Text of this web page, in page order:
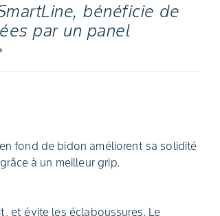
bénéficie de
par un panel
fond de bidon améliorent sa solidité
à un meilleur grip.
et évite les éclaboussures. Le